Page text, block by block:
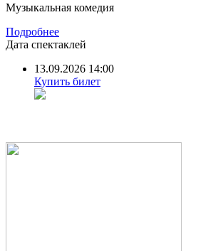
Музыкальная комедия
Подробнее
Дата спектаклей
13.09.2026 14:00
Купить билет